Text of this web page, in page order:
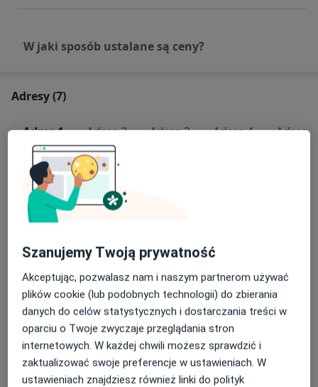
W jaki sposób ustalane są ceny?
Adresy (7)
Adres 1 Adres 2 Adres 3 Adres 4 Adres 5
Centrum Medicover Żelazna
Żelazna 4,40-851
Powiększ mapęotwiera się w nowej karcie
Dostępność
Pokaż kalendarz
Telefon
500 90...Pokaż numer telefonu
Szanujemy Twoją prywatność
Akceptując, pozwalasz nam i naszym partnerom używać
plików cookie (lub podobnych technologii) do zbierania
danych do celów statystycznych i dostarczania treści w
oparciu o Twoje zwyczaje przeglądania stron
internetowych. W każdej chwili możesz sprawdzić i
zaktualizować swoje preferencje w ustawieniach. W
ustawieniach znajdziesz również linki do polityk